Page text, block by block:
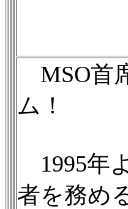
MSO首
ム！
1995年
者を務め